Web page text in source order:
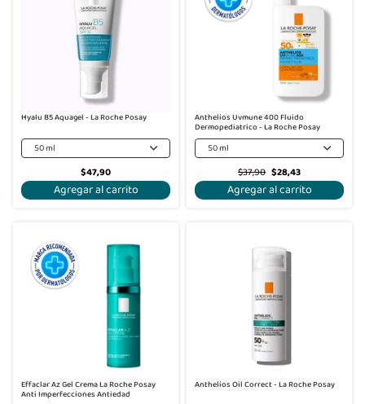
Hyalu B5 Aquagel - La Roche Posay
50 ml
$47,90
Agregar al carrito
Anthelios Uvmune 400 Fluido
Dermopediatrico - La Roche Posay
50 ml
$37,90 $28,43
Agregar al carrito
Effaclar Az Gel Crema La Roche Posay
Anti Imperfecciones Antiedad
Anthelios Oil Correct - La Roche Posay